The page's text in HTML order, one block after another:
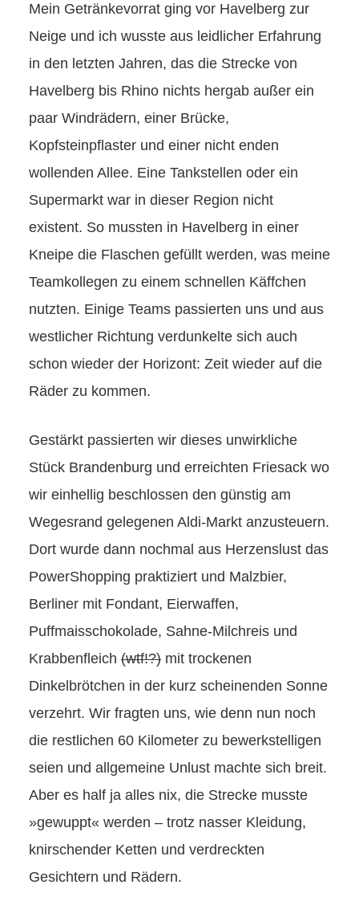
Mein Getränkevorrat ging vor Havelberg zur
Neige und ich wusste aus leidlicher Erfahrung
in den letzten Jahren, das die Strecke von
Havelberg bis Rhino nichts hergab außer ein
paar Windrädern, einer Brücke,
Kopfsteinpflaster und einer nicht enden
wollenden Allee. Eine Tankstellen oder ein
Supermarkt war in dieser Region nicht
existent. So mussten in Havelberg in einer
Kneipe die Flaschen gefüllt werden, was meine
Teamkollegen zu einem schnellen Käffchen
nutzten. Einige Teams passierten uns und aus
westlicher Richtung verdunkelte sich auch
schon wieder der Horizont: Zeit wieder auf die
Räder zu kommen.
Gestärkt passierten wir dieses unwirkliche
Stück Brandenburg und erreichten Friesack wo
wir einhellig beschlossen den günstig am
Wegesrand gelegenen Aldi-Markt anzusteuern.
Dort wurde dann nochmal aus Herzenslust das
PowerShopping praktiziert und Malzbier,
Berliner mit Fondant, Eierwaffen,
Puffmaisschokolade, Sahne-Milchreis und
Krabbenfleich (wtf!?) mit trockenen
Dinkelbrötchen in der kurz scheinenden Sonne
verzehrt. Wir fragten uns, wie denn nun noch
die restlichen 60 Kilometer zu bewerkstelligen
seien und allgemeine Unlust machte sich breit.
Aber es half ja alles nix, die Strecke musste
»gewuppt« werden – trotz nasser Kleidung,
knirschender Ketten und verdreckten
Gesichtern und Rädern.